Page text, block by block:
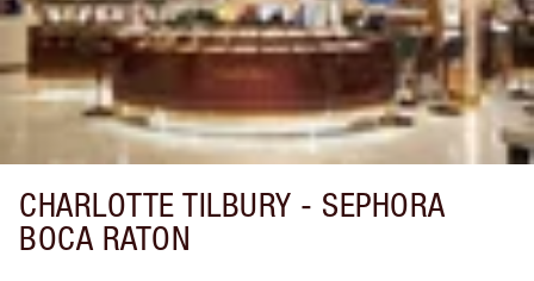
CHARLOTTE TILBURY - SEPHORA
BOCA RATON